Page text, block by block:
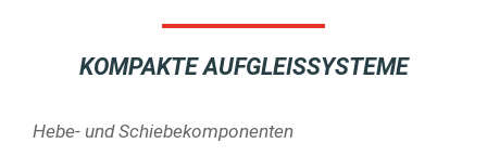
KOMPAKTE AUFGLEISSYSTEME
Hebe- und Schiebekomponenten